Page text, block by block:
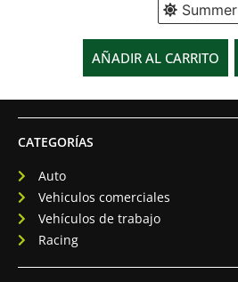
Summer
AÑADIR AL CARRITO
CATEGORÍAS
Auto
Vehiculos comerciales
Vehículos de trabajo
Racing